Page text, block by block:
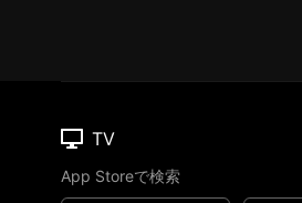
TV
App Storeで検索